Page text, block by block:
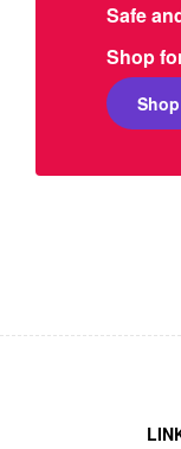
Safe
Shop